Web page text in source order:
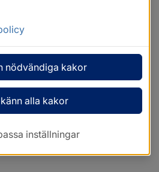
nödvändiga kakor
alla kakor
inställningar